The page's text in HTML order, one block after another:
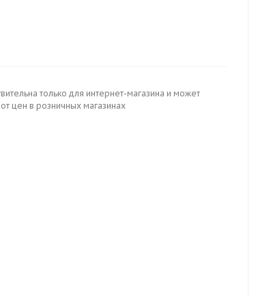
только для интернет-магазина и может
от цен в розничных магазинах